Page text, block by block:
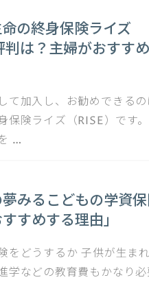
の終身保険ライズ
判は？主婦がおすす
て加入し、お勧めできるの
保険ライズ（RISE）です
…
みるこどもの学資
すめする理由」
をどうするか 子供が生ま
学などの教育費もかなり